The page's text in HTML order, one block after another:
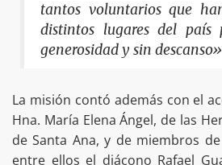
tantos voluntarios que
distintos lugares del país
generosidad y sin descanso»
La misión contó además con el
Hna. María Elena Ángel, de las
de Santa Ana, y de miembros
entre ellos el diácono Rafael